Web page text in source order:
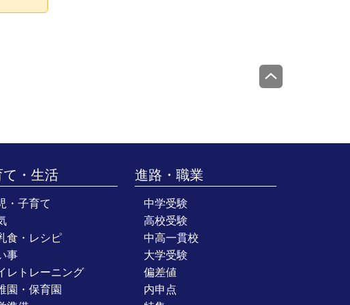
て・生活
・子育て
食・レシピ
事
レトレーニング
園・保育園
進路・職業
中学受験
高校受験
中高一貫校
大学受験
偏差値
内申点